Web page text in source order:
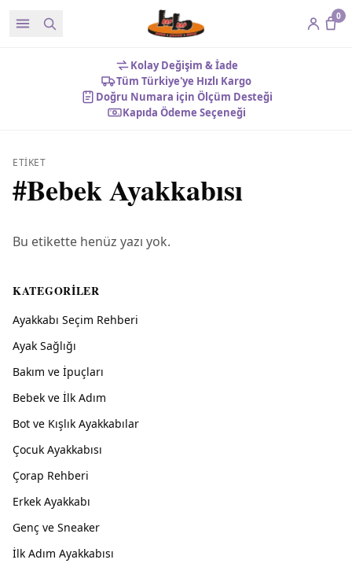
0
Kolay Değişim & İade
Tüm Türkiye'ye Hızlı Kargo
Doğru Numara için Ölçüm Desteği
Kapıda Ödeme Seçeneği
ETIKET
#Bebek Ayakkabısı
Bu etikette henüz yazı yok.
KATEGORILER
Ayakkabı Seçim Rehberi
Ayak Sağlığı
Bakım ve İpuçları
Bebek ve İlk Adım
Bot ve Kışlık Ayakkabılar
Çocuk Ayakkabısı
Çorap Rehberi
Erkek Ayakkabı
Genç ve Sneaker
İlk Adım Ayakkabısı